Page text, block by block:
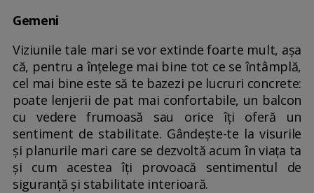
Gemeni
Viziunile tale mari se vor extinde foarte mult, așa
că, pentru a înțelege mai bine tot ce se întâmplă,
cel mai bine este să te bazezi pe lucruri concrete:
poate lenjerii de pat mai confortabile, un balcon
cu vedere frumoasă sau orice îți oferă un
sentiment de stabilitate. Gândește-te la visurile
și planurile mari care se dezvoltă acum în viața ta
și cum acestea îți provoacă sentimentul de
siguranță și stabilitate interioară.